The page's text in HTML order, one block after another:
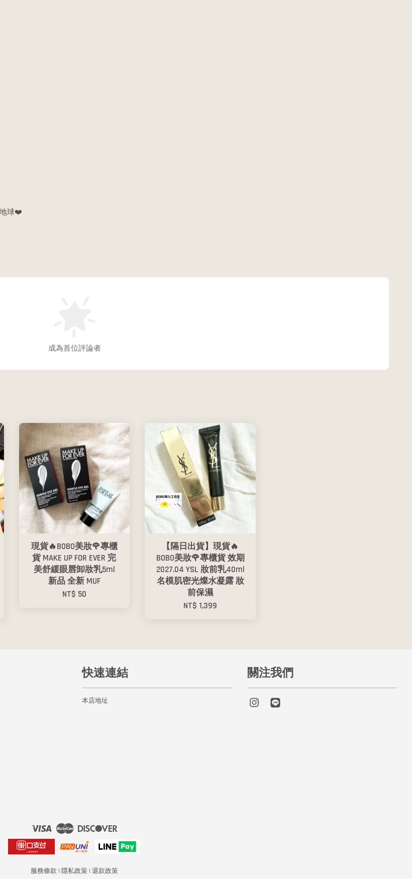
地球❤️
成為首位評論者
現貨🔥BOBO美妝🌹專櫃
貨 MAKE UP FOR EVER 完
美舒緩眼唇卸妝乳5ml
新品 全新 MUF
NT$ 50
【隔日出貨】現貨🔥
BOBO美妝🌹專櫃貨 效期
2027.04 YSL 妝前乳40ml
名模肌密光燦水凝露 妝
前保濕
NT$ 1,399
快速連結
本店地址
關注我們
Instagram
Visa Master
服務條款 | 隱私政策 | 退款政策